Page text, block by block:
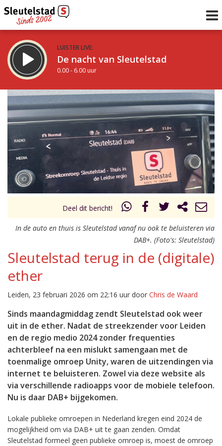
LUISTER LIVE:
De nacht van Sleutelstad
0.00 - 6.00 uur
STRAKS:
De ochtend van Sleutelstad
6.00 - 12.00 uur
Vorig uur
uur 1 van 0 Volgend uur
Deel dit bericht!
In de auto en thuis is Sleutelstad vanaf nu ook te beluisteren via
DAB+. (Foto's: Sleutelstad)
Sleutelstad terug in de (digitale)
ether
Leiden, 23 februari 2026 om 22:16 uur door Chris de Waard
Sinds maandagmiddag zendt Sleutelstad ook weer
uit in de ether. Nadat de streekzender voor Leiden
en de regio medio 2024 zonder frequenties
achterbleef na een mislukt samengaan met de
toenmalige omroep Unity, waren de uitzendingen via
internet te beluisteren. Zowel via deze website als
via verschillende radioapps voor de mobiele telefoon.
Nu is daar DAB+ bijgekomen.
Lokale publieke omroepen in Nederland kregen eind 2024 de
mogelijkheid om via DAB+ uit te gaan zenden. Omdat
Sleutelstad formeel geen publieke omroep is, moest de omroep